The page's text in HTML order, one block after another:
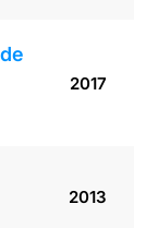
2017
2013